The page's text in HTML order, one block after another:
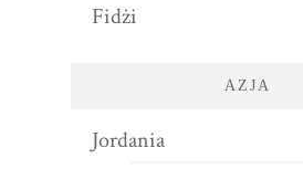
Fidżi
AZJA
Jordania